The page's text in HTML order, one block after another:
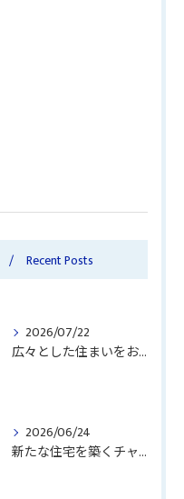
Recent Posts
2026/07/22
広々とした住まいをお探しですか？
2026/06/24
新たな住宅を築くチャンス！